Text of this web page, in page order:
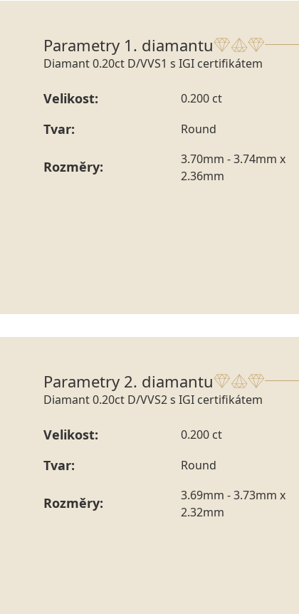
Parametry 1. diamantu
Diamant 0.20ct D/VVS1 s IGI certifikátem
Velikost: 0.200 ct
Tvar: Round
Rozměry:
3.70mm - 3.74mm x
2.36mm
Parametry 2. diamantu
Diamant 0.20ct D/VVS2 s IGI certifikátem
Velikost: 0.200 ct
Tvar: Round
Rozměry:
3.69mm - 3.73mm x
2.32mm